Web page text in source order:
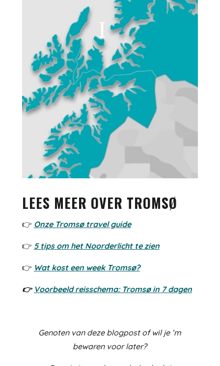
LEES MEER OVER TROMSØ
👉 Onze Tromsø travel guide
👉 5 tips om het Noorderlicht te zien
👉 Wat kost een week Tromsø?
👉 Voorbeeld reisschema: Tromsø in 7 dagen
Genoten van deze blogpost of wil je ‘m
bewaren voor later?